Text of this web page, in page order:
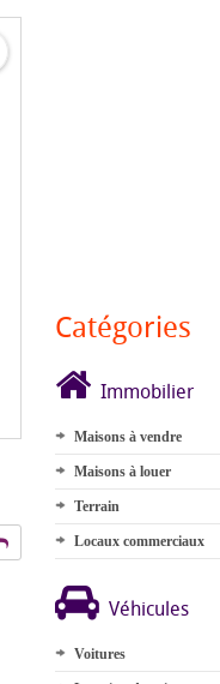
Catégories
Immobilier
Maisons à vendre
Maisons à louer
Terrain
Locaux commerciaux
Véhicules
Voitures